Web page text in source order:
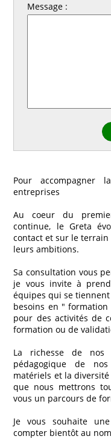
Message :
Pour accompagner
entreprises
Au coeur du
continue, le Greta
contact et sur le
leurs ambitions.
Sa consultation vous
je vous invite à
équipes qui se
besoins en "
pour des activités de
formation ou de
La richesse de nos
pédagogique de
matériels et la
que nous mettrons
vous un parcours de
Je vous souhaite
compter bientôt au